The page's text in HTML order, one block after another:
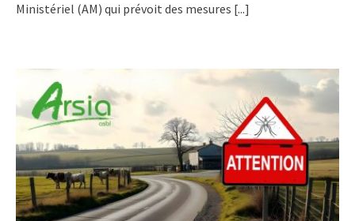
Ministériel (AM) qui prévoit des mesures [...]